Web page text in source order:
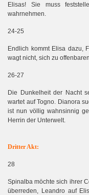
Elisas! Sie muss
wahrnehmen.
24-25
Endlich kommt Elisa dazu,
wagt nicht, sich zu
26-27
Die Dunkelheit der Nacht
wartet auf Togno. Dianora
ist nun völlig wahnsinnig
Herrin der Unterwelt.
Dritter Akt:
28
Spinalba möchte sich ihrer
überreden, Leandro auf